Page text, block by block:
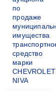
по
продаже
имущества
средство
марки
CHEVROLET
NIVA